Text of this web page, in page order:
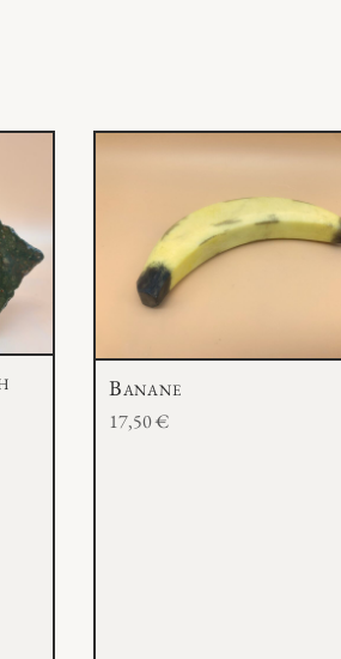
Banane
17,50€